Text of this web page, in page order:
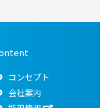
コンセプト
会社案内